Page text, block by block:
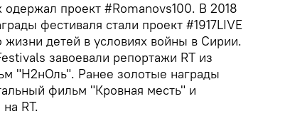
одержал проект #Romanovs100. В 2018
фестиваля стали проект #1917LIVE
детей в условиях войны в Сирии.
завоевали репортажи RT из
"H2нОль". Ранее золотые награды
фильм "Кровная месть" и
RT.